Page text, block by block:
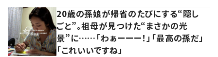
20歳の孫娘が帰省のたびにする“隠し
ごと”。祖母が見つけた“まさかの光
景”に……「わぁーーー！」「最高の孫だ」
「これいいですね」